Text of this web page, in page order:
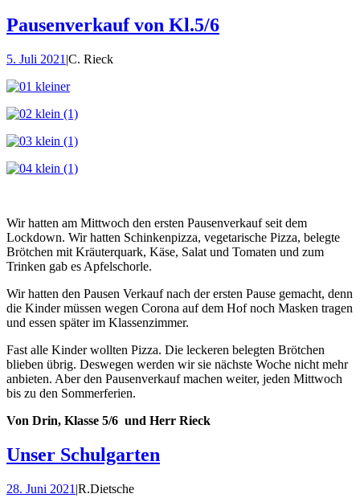
Pausenverkauf von Kl.5/6
5. Juli 2021 |C. Rieck
Wir hatten am Mittwoch den ersten Pausenverkauf seit dem
Lockdown. Wir hatten Schinkenpizza, vegetarische Pizza, belegte
Brötchen mit Kräuterquark, Käse, Salat und Tomaten und zum
Trinken gab es Apfelschorle.
Wir hatten den Pausen Verkauf nach der ersten Pause gemacht, denn
die Kinder müssen wegen Corona auf dem Hof noch Masken tragen
und essen später im Klassenzimmer.
Fast alle Kinder wollten Pizza. Die leckeren belegten Brötchen
blieben übrig. Deswegen werden wir sie nächste Woche nicht mehr
anbieten. Aber den Pausenverkauf machen weiter, jeden Mittwoch
bis zu den Sommerferien.
Von Drin, Klasse 5/6 und Herr Rieck
Unser Schulgarten
28. Juni 2021 |R.Dietsche